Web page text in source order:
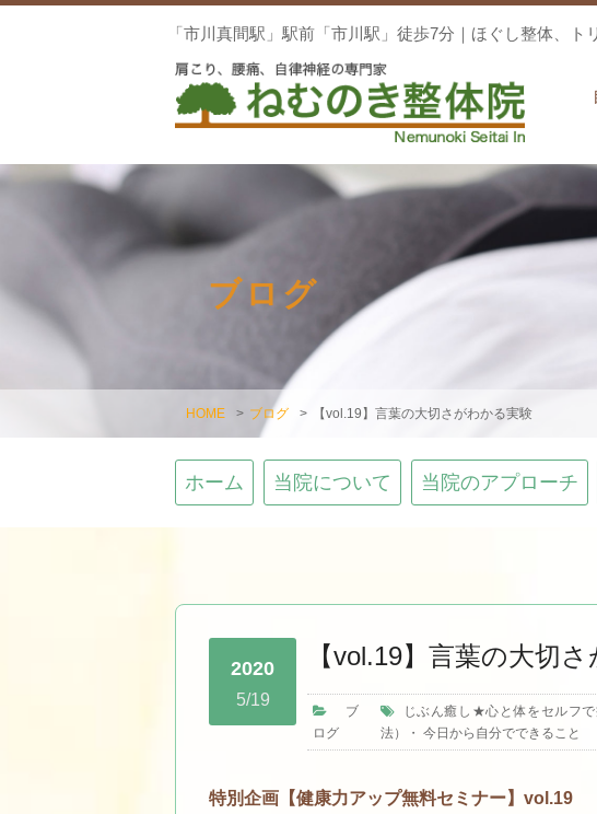
「市川真間駅」駅前「市川駅」徒歩7分｜ほぐし整体、
ブログ
HOME > ブログ > 【vol.19】言葉の大切さがわかる実験
ホーム 当院について 当院のアプローチ
2020
5/19
【vol.19】言葉の大切
ブ
ログ
じぶん癒し★心と体をセルフ
法）
・今日から自分でできること
特別企画【健康力アップ無料セミナー】vol.19